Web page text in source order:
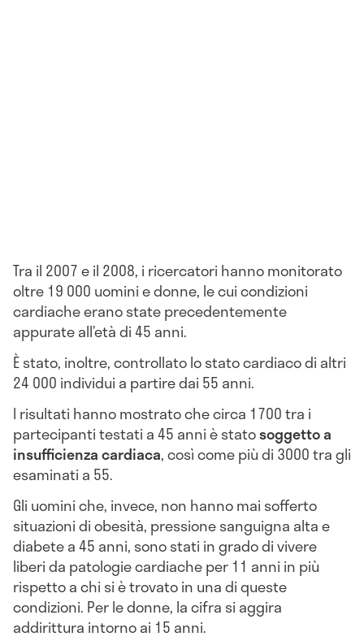
Tra il 2007 e il 2008, i ricercatori hanno monitorato
oltre 19 000 uomini e donne, le cui condizioni
cardiache erano state precedentemente
appurate all’età di 45 anni.
È stato, inoltre, controllato lo stato cardiaco di altri
24 000 individui a partire dai 55 anni.
I risultati hanno mostrato che circa 1700 tra i
partecipanti testati a 45 anni è statosoggetto a
insufficienza cardiaca, così come più di 3000 tra gli
esaminati a 55.
Gli uomini che, invece, non hanno mai sofferto
situazioni di obesità, pressione sanguigna alta e
diabete a 45 anni, sono stati in grado di vivere
liberi da patologie cardiache per 11 anni in più
rispetto a chi si è trovato in una di queste
condizioni. Per le donne, la cifra si aggira
addirittura intorno ai 15 anni.